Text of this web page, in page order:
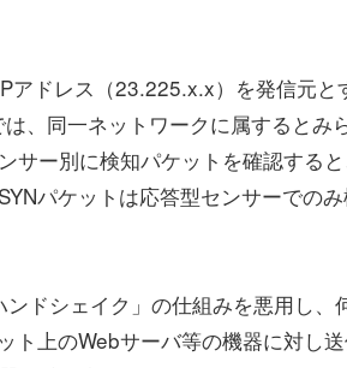
ドレス（23.225.x.x）を発信元と
、同一ネットワークに属するとみ
サー別に検知パケットを確認する
パケットは応答型センサーでの
ドシェイク」の仕組みを悪用し、
ト上のWebサーバ等の機器に対し